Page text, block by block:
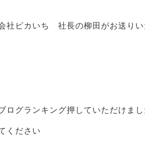
社ピカいち 社長の柳田がお送りい
ログランキング押していただけまし
ください